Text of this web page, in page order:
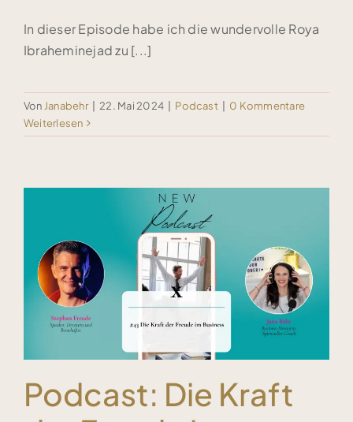
In dieser Episode habe ich die wundervolle Roya
Ibraheminejad zu [...]
Von Janabehr 22. Mai 2024 Podcast
0 Kommentare
Weiterlesen
Podcast: Die Kraft